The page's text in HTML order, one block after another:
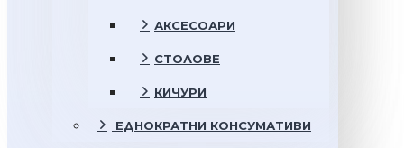
АКСЕСОАРИ
СТОЛОВЕ
КИЧУРИ
ЕДНОКРАТНИ КОНСУМАТИВИ